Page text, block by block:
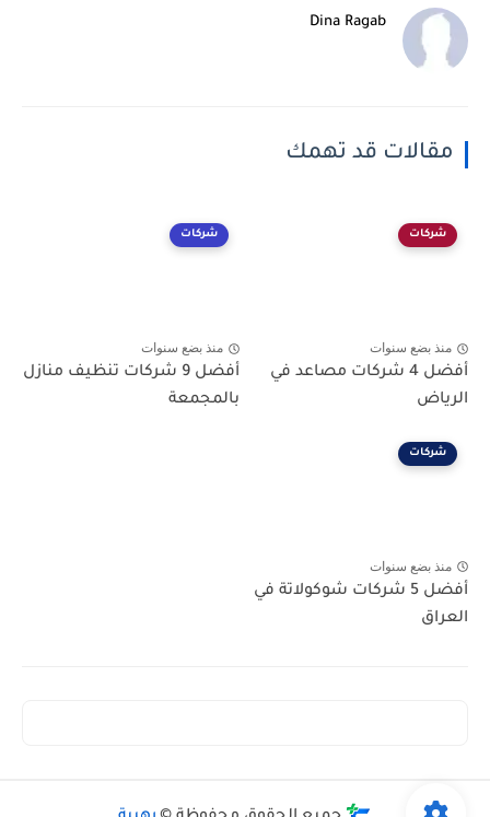
Dina Ragab
مقالات قد تهمك
شركات
منذ بضع سنوات
أفضل 4 شركات مصاعد في
الرياض
شركات
منذ بضع سنوات
أفضل 9 شركات تنظيف منازل
بالمجمعة
شركات
منذ بضع سنوات
أفضل 5 شركات شوكولاتة في
العراق